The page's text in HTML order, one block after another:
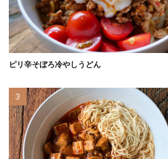
ピリ辛そぼろ冷やしうどん